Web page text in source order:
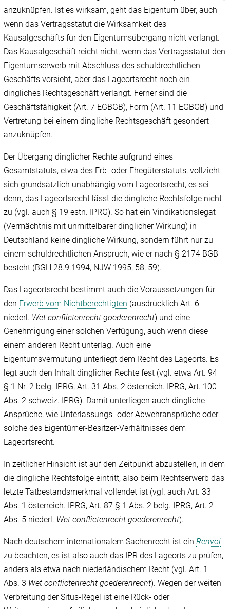
anzuknüpfen. Ist es wirksam, geht das Eigentum über, auch
wenn das Vertragsstatut die Wirksamkeit des
Kausalgeschäfts für den Eigentumsübergang nicht verlangt.
Das Kausalgeschäft reicht nicht, wenn das Vertragsstatut den
Eigentumserwerb mit Abschluss des schuldrechtlichen
Geschäfts vorsieht, aber das Lageortsrecht noch ein
dingliches Rechtsgeschäft verlangt. Ferner sind die
Geschäftsfähigkeit (Art. 7 EGBGB), Form (Art. 11 EGBGB) und
Vertretung bei einem dingliche Rechtsgeschäft gesondert
anzuknüpfen.
Der Übergang dinglicher Rechte aufgrund eines
Gesamtstatuts, etwa des Erb- oder Ehegüterstatuts, vollzieht
sich grundsätzlich unabhängig vom Lageortsrecht, es sei
denn, das Lageortsrecht lässt die dingliche Rechtsfolge nicht
zu (vgl. auch § 19 estn. IPRG). So hat ein Vindikationslegat
(Vermächtnis mit unmittelbarer dinglicher Wirkung) in
Deutschland keine dingliche Wirkung, sondern führt nur zu
einem schuldrechtlichen Anspruch, wie er nach § 2174 BGB
besteht (BGH 28.9.1994, NJW 1995, 58, 59).
Das Lageortsrecht bestimmt auch die Voraussetzungen für
den Erwerb vom Nichtberechtigten (ausdrücklich Art. 6
niederl. Wet conflictenrecht goederenrecht) und eine
Genehmigung einer solchen Verfügung, auch wenn diese
einem anderen Recht unterlag. Auch eine
Eigentumsvermutung unterliegt dem Recht des Lageorts. Es
legt auch den Inhalt dinglicher Rechte fest (vgl. etwa Art. 94
§ 1 Nr. 2 belg. IPRG, Art. 31 Abs. 2 österreich. IPRG, Art. 100
Abs. 2 schweiz. IPRG). Damit unterliegen auch dingliche
Ansprüche, wie Unterlassungs- oder Abwehransprüche oder
solche des Eigentümer-Besitzer-Verhältnisses dem
Lageortsrecht.
In zeitlicher Hinsicht ist auf den Zeitpunkt abzustellen, in dem
die dingliche Rechtsfolge eintritt, also beim Rechtserwerb das
letzte Tatbestandsmerkmal vollendet ist (vgl. auch Art. 33
Abs. 1 österreich. IPRG, Art. 87 § 1 Abs. 2 belg. IPRG, Art. 2
Abs. 5 niederl. Wet conflictenrecht goederenrecht).
Nach deutschem internationalem Sachenrecht ist einRenvoi
zu beachten, es ist also auch das IPR des Lageorts zu prüfen,
anders als etwa nach niederländischem Recht (vgl. Art. 1
Abs. 3 Wet conflictenrecht goederenrecht). Wegen der weiten
Verbreitung der Situs-Regel ist eine Rück- oder